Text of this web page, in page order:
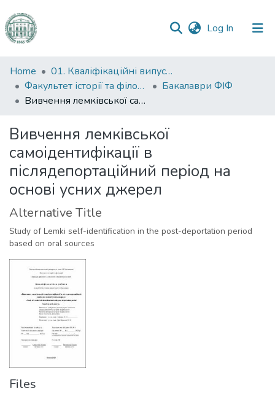
Log In (current)
Communities
&
Collections
Statistics
Home
01. Кваліфікаційні випускні роботи здобувачів вищої освіти
Факультет історії та філософії
Бакалаври ФІФ
Вивчення лемківської самоідентифікації в післядепортаційний період на основі усних джерел
Вивчення лемківської
самоідентифікації в
післядепортаційний період на
основі усних джерел
Alternative Title
Study of Lemki self-identification in the post-deportation period
based on oral sources
Files